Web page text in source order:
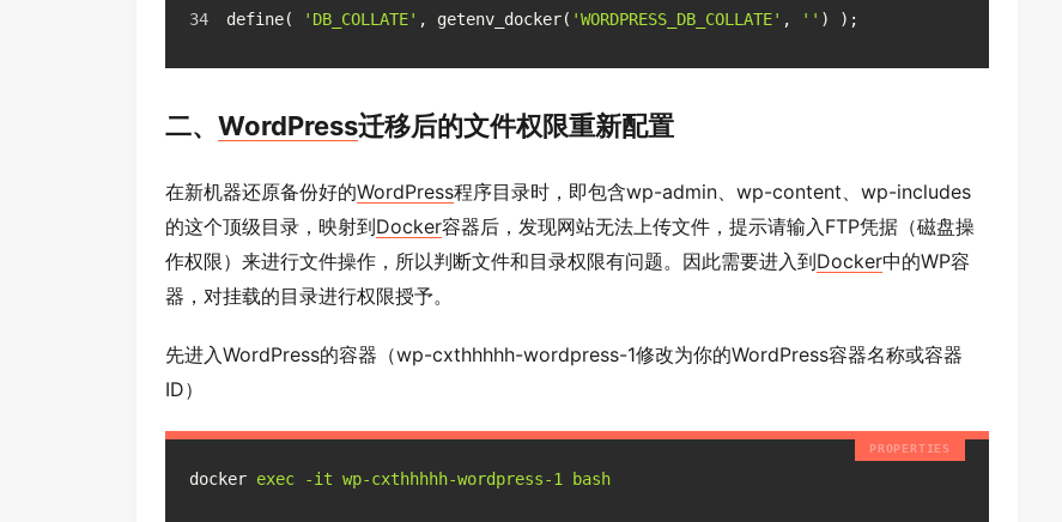
define(
'DB_COLLATE' , getenv_docker( 'WORDPRESS_DB_COLLATE' , '' ) );
二、 WordPress迁移后的文件权限重新配置
在新机器还原备份好的WordPress程序目录时，即包含wp-admin、wp-content、wp-includes
的这个顶级目录，映射到Docker容器后，发现网站无法上传文件，提示请输入FTP凭据（磁盘操
作权限）来进行文件操作，所以判断文件和目录权限有问题。因此需要进入到Docker中的WP容
器，对挂载的目录进行权限授予。
先进入WordPress的容器（wp-cxthhhhh-wordpress-1修改为你的WordPress容器名称或容器
ID）
docker exec -it wp-cxthhhhh-wordpress-1 bash